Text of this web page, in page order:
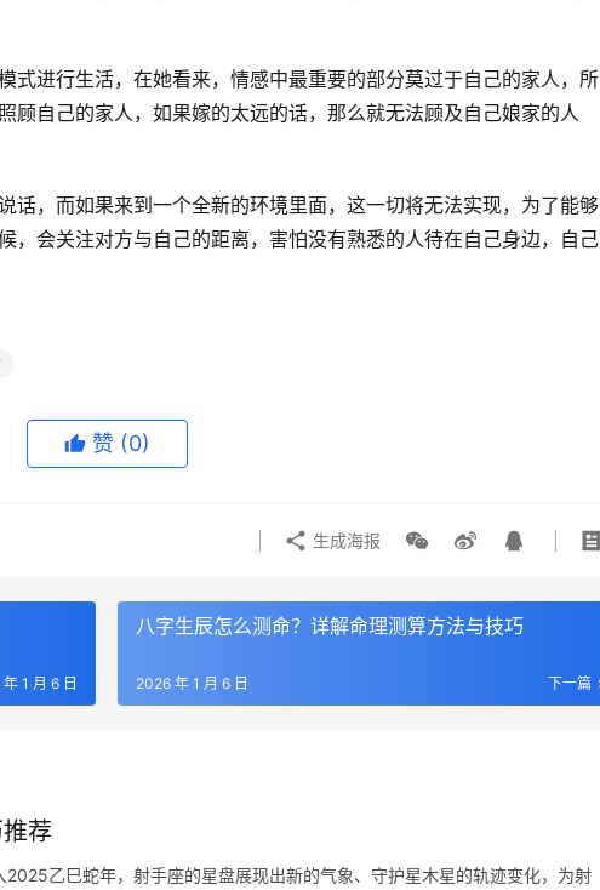
进行生活，在她看来，情感中最重要的部分莫过于自己的家人，所
顾自己的家人，如果嫁的太远的话，那么就无法顾及自己娘家的人
，而如果来到一个全新的环境里面，这一切将无法实现，为了能够
，会关注对方与自己的距离，害怕没有熟悉的人待在自己身边，自己
赞 (0)
生成海报
1 月 6 日
八字生辰怎么测命？详解命理测算方法与技巧
下一篇
2026 年 1 月 6 日
荐
乙巳蛇年，射手座的星盘展现出新的气象、守护星木星的轨迹变化，为射